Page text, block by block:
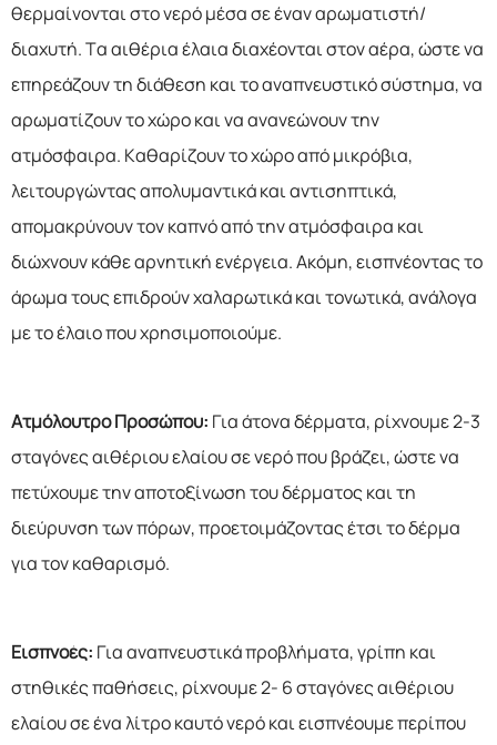
θερμαίνονται στο νερό μέσα σε έναν αρωματιστή/
διαχυτή. Τα αιθέρια έλαια διαχέονται στον αέρα, ώστε να
επηρεάζουν τη διάθεση και το αναπνευστικό σύστημα, να
αρωματίζουν το χώρο και να ανανεώνουν την
ατμόσφαιρα. Καθαρίζουν το χώρο από μικρόβια,
λειτουργώντας απολυμαντικά και αντισηπτικά,
απομακρύνουν τον καπνό από την ατμόσφαιρα και
διώχνουν κάθε αρνητική ενέργεια. Ακόμη, εισπνέοντας το
άρωμα τους επιδρούν χαλαρωτικά και τονωτικά, ανάλογα
με το έλαιο που χρησιμοποιούμε.
Ατμόλουτρο Προσώπου: Για άτονα δέρματα, ρίχνουμε 2-3
σταγόνες αιθέριου ελαίου σε νερό που βράζει, ώστε να
πετύχουμε την αποτοξίνωση του δέρματος και τη
διεύρυνση των πόρων, προετοιμάζοντας έτσι το δέρμα
για τον καθαρισμό.
Εισπνοές: Για αναπνευστικά προβλήματα, γρίπη και
στηθικές παθήσεις, ρίχνουμε 2- 6 σταγόνες αιθέριου
ελαίου σε ένα λίτρο καυτό νερό και εισπνέουμε περίπου